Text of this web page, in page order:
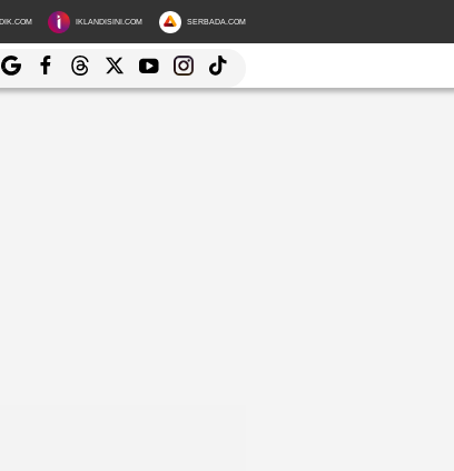
IKLANDISINI.COM SERBADA.COM